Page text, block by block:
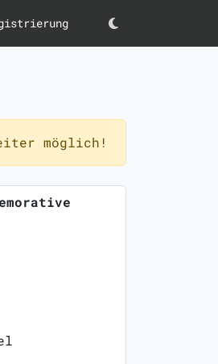
Darkmode
möglich!